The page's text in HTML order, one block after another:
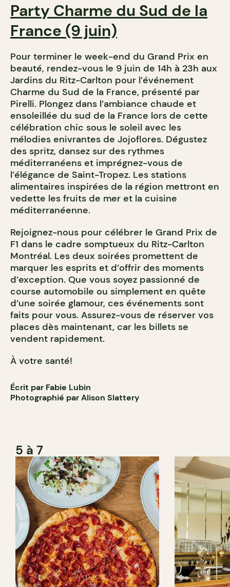
Party Charme du Sud de la
France (9 juin)
Pour terminer le week-end du Grand Prix en
beauté, rendez-vous le 9 juin de 14h à 23h aux
Jardins du Ritz-Carlton pour l’événement
Charme du Sud de la France, présenté par
Pirelli. Plongez dans l’ambiance chaude et
ensoleillée du sud de la France lors de cette
célébration chic sous le soleil avec les
mélodies enivrantes de Jojoflores. Dégustez
des spritz, dansez sur des rythmes
méditerranéens et imprégnez-vous de
l’élégance de Saint-Tropez. Les stations
alimentaires inspirées de la région mettront en
vedette les fruits de mer et la cuisine
méditerranéenne.
Rejoignez-nous pour célébrer le Grand Prix de
F1 dans le cadre somptueux du Ritz-Carlton
Montréal. Les deux soirées promettent de
marquer les esprits et d’offrir des moments
d’exception. Que vous soyez passionné de
course automobile ou simplement en quête
d’une soirée glamour, ces événements sont
faits pour vous. Assurez-vous de réserver vos
places dès maintenant, car les billets se
vendent rapidement.
À votre santé!
Écrit par Fabie Lubin
Photographié par Alison Slattery
5 à 7